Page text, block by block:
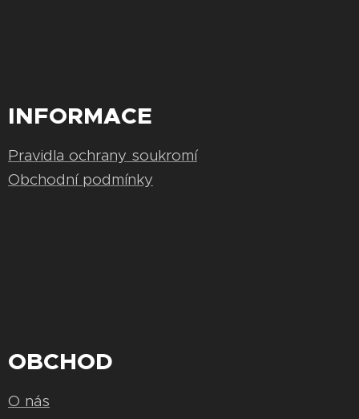
INFORMACE
Pravidla ochrany soukromí
Obchodní podmínky
OBCHOD
O nás